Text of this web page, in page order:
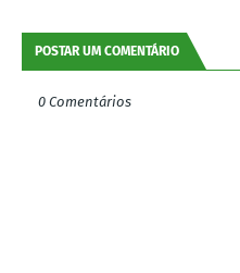
POSTAR UM COMENTÁRIO
0 Comentários